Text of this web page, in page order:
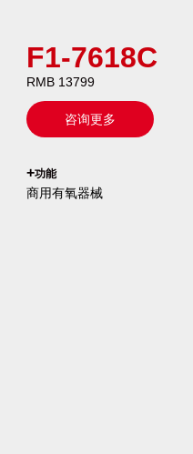
F1-7618C
RMB 13799
咨询更多
`
+功能
商用有氧器械